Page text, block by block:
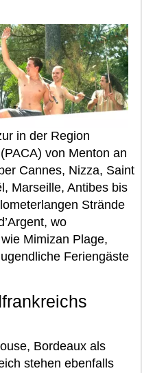
in der Region
von Menton an
Cannes, Nizza, Saint
Marseille, Antibes bis
Strände
wo
Mimizan Plage,
Feriengäste
Bordeaux als
stehen ebenfalls